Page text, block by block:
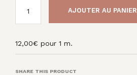
AJOUTER AU PANIER
12,00€ pour 1 m.
SHARE THIS PRODUCT